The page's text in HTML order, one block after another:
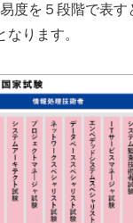
度を５段階で表す
ります。